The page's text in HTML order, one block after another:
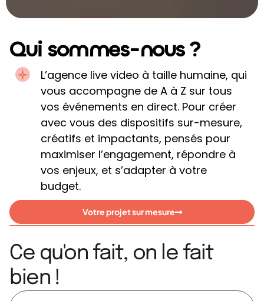
Qui sommes-nous ?
L’agence live video à taille humaine, qui
vous accompagne de A à Z sur tous
vos événements en direct. Pour créer
avec vous des dispositifs sur-mesure,
créatifs et impactants, pensés pour
maximiser l’engagement, répondre à
vos enjeux, et s’adapter à votre
budget.
Votre projet sur mesure
Ce qu'on fait, on le fait
bien !